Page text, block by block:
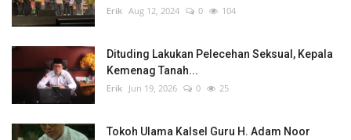
Erik Aug 12, 2024 0 104
Dituding Lakukan Pelecehan Seksual, Kepala
Kemenag Tanah...
Erik Jun 19, 2026 0 25
Tokoh Ulama Kalsel Guru H. Adam Noor